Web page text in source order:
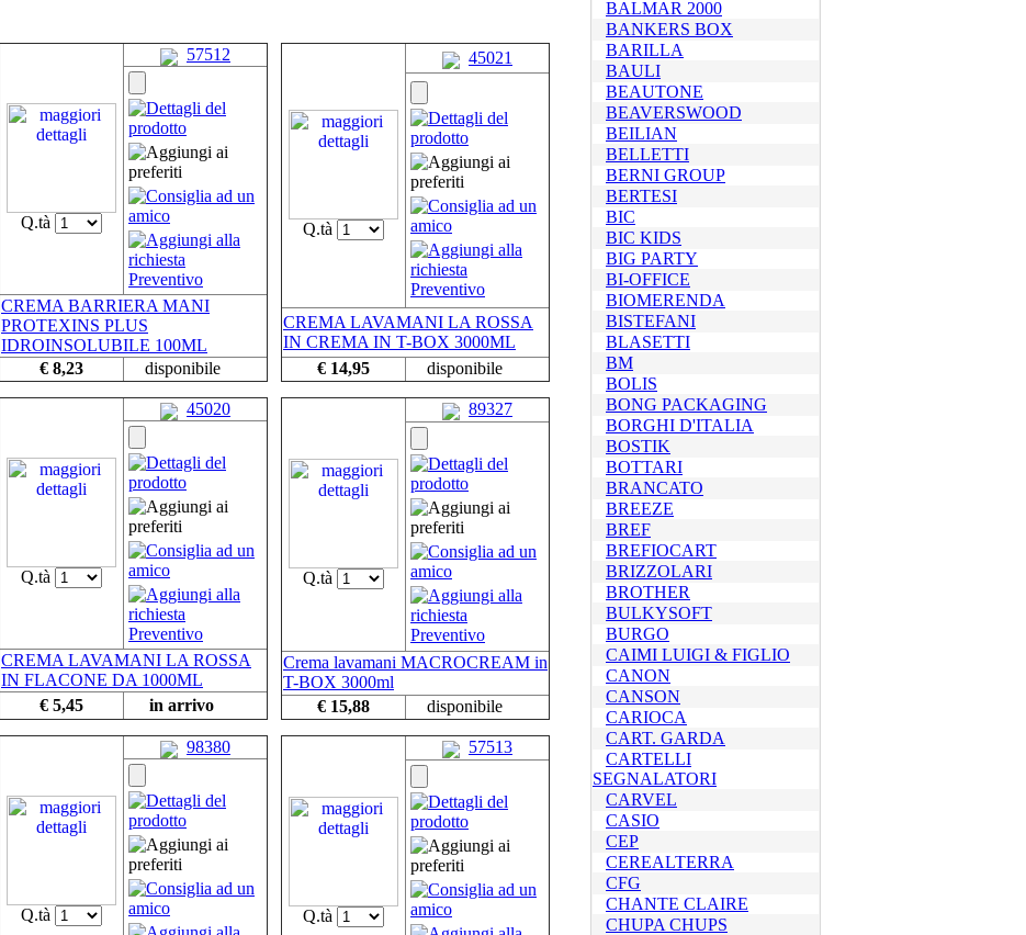
Q.tà
57512
CREMA BARRIERA MANI
PROTEXINS PLUS
IDROINSOLUBILE 100ML
€ 8,23
disponibile
Q.tà
45021
CREMA LAVAMANI LA ROSSA
IN CREMA IN T-BOX 3000ML
€ 14,95
disponibile
Q.tà
45020
CREMA LAVAMANI LA ROSSA
IN FLACONE DA 1000ML
€ 5,45
in arrivo
Q.tà
89327
Crema lavamani MACROCREAM in
T-BOX 3000ml
€ 15,88
disponibile
Q.tà
98380
Q.tà
57513
BALMAR 2000
BANKERS BOX
BARILLA
BAULI
BEAUTONE
BEAVERSWOOD
BEILIAN
BELLETTI
BERNI GROUP
BERTESI
BIC
BIC KIDS
BIG PARTY
BI-OFFICE
BIOMERENDA
BISTEFANI
BLASETTI
BM
BOLIS
BONG PACKAGING
BORGHI D'ITALIA
BOSTIK
BOTTARI
BRANCATO
BREEZE
BREF
BREFIOCART
BRIZZOLARI
BROTHER
BULKYSOFT
BURGO
CAIMI LUIGI & FIGLIO
CANON
CANSON
CARIOCA
CART. GARDA
CARTELLI
SEGNALATORI
CARVEL
CASIO
CEP
CEREALTERRA
CFG
CHANTE CLAIRE
CHUPA CHUPS